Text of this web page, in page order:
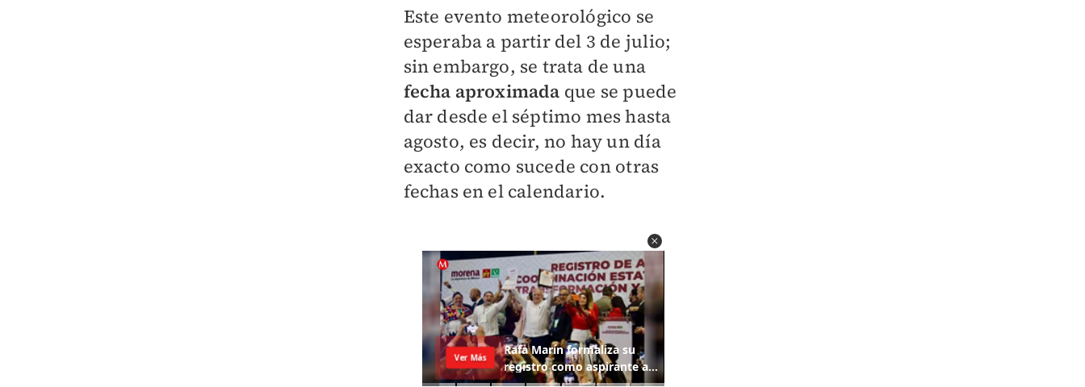
Este evento meteorológico se
esperaba a partir del 3 de julio;
sin embargo, se trata de una
fecha aproximada que se puede
dar desde el séptimo mes hasta
agosto, es decir, no hay un día
exacto como sucede con otras
fechas en el calendario.